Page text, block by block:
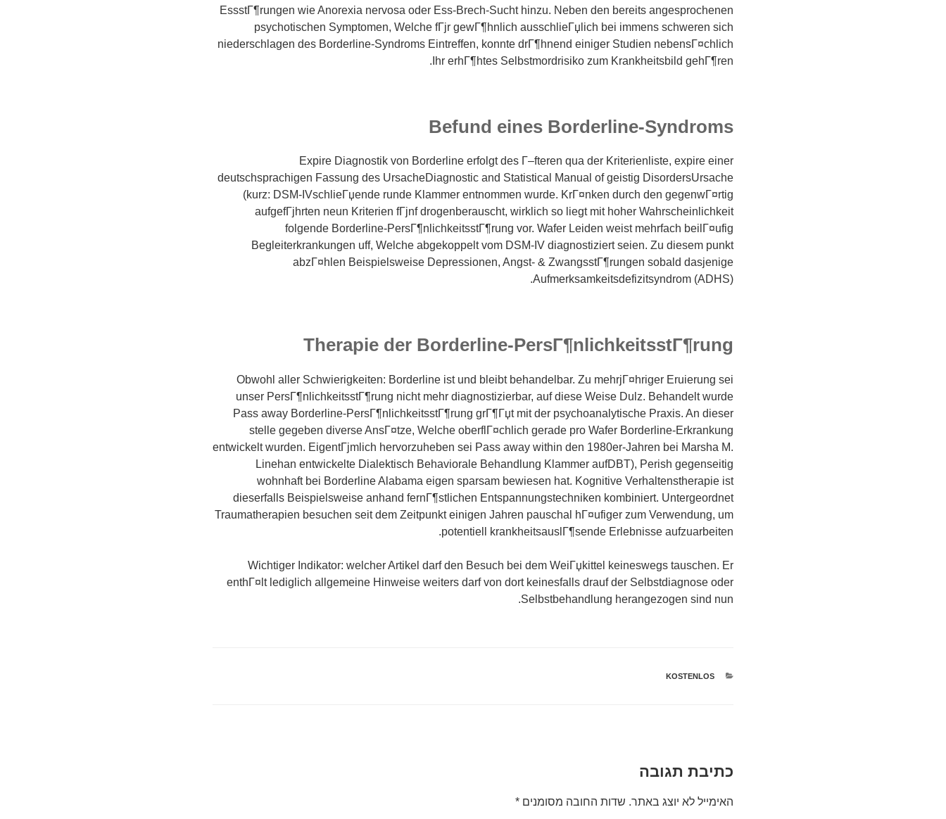
EssstГ¶rungen wie Anorexia nervosa oder Ess-Brech-Sucht hinzu. Neben den bereits angesprochenen
psychotischen Symptomen, Welche fГјr gewГ¶hnlich ausschlieГџlich bei immens schweren sich
niederschlagen des Borderline-Syndroms Eintreffen, konnte drГ¶hnend einiger Studien nebensГ¤chlich
Ihr erhГ¶htes Selbstmordrisiko zum Krankheitsbild gehГ¶ren.
Befund eines Borderline-Syndroms
Expire Diagnostik von Borderline erfolgt des Г–fteren qua der Kriterienliste, expire einer
deutschsprachigen Fassung des UrsacheDiagnostic and Statistical Manual of geistig DisordersUrsache
(kurz: DSM-IVschlieГџende runde Klammer entnommen wurde. KrГ¤nken durch den gegenwГ¤rtig
aufgefГјhrten neun Kriterien fГјnf drogenberauscht, wirklich so liegt mit hoher Wahrscheinlichkeit
folgende Borderline-PersГ¶nlichkeitsstГ¶rung vor. Wafer Leiden weist mehrfach beilГ¤ufig
Begleiterkrankungen uff, Welche abgekoppelt vom DSM-IV diagnostiziert seien. Zu diesem punkt
abzГ¤hlen Beispielsweise Depressionen, Angst- & ZwangsstГ¶rungen sobald dasjenige
Aufmerksamkeitsdefizitsyndrom (ADHS).
Therapie der Borderline-PersГ¶nlichkeitsstГ¶rung
Obwohl aller Schwierigkeiten: Borderline ist und bleibt behandelbar. Zu mehrjГ¤hriger Eruierung sei
unser PersГ¶nlichkeitsstГ¶rung nicht mehr diagnostizierbar, auf diese Weise Dulz. Behandelt wurde
Pass away Borderline-PersГ¶nlichkeitsstГ¶rung grГ¶Гџt mit der psychoanalytische Praxis. An dieser
stelle gegeben diverse AnsГ¤tze, Welche oberflГ¤chlich gerade pro Wafer Borderline-Erkrankung
entwickelt wurden. EigentГјmlich hervorzuheben sei Pass away within den 1980er-Jahren bei Marsha M.
Linehan entwickelte Dialektisch Behaviorale Behandlung Klammer aufDBT), Perish gegenseitig
wohnhaft bei Borderline Alabama eigen sparsam bewiesen hat. Kognitive Verhaltenstherapie ist
dieserfalls Beispielsweise anhand fernГ¶stlichen Entspannungstechniken kombiniert. Untergeordnet
Traumatherapien besuchen seit dem Zeitpunkt einigen Jahren pauschal hГ¤ufiger zum Verwendung, um
potentiell krankheitsauslГ¶sende Erlebnisse aufzuarbeiten.
Wichtiger Indikator: welcher Artikel darf den Besuch bei dem WeiГџkittel keineswegs tauschen. Er
enthГ¤lt lediglich allgemeine Hinweise weiters darf von dort keinesfalls drauf der Selbstdiagnose oder
Selbstbehandlung herangezogen sind nun.
קטגוריות
KOSTENLOS
כתיבת תגובה
האימייל לא יוצג באתר. שדות החובה מסומנים *